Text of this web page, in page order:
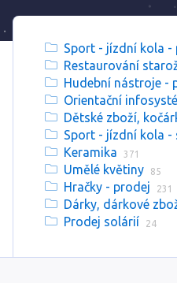
Sport - jízdní kola -
Restaurování
Hudební nástroje -
Orientační
Dětské zboží,
Sport - jízdní kola -
Keramika 371
Umělé květiny 85
Hračky - prodej 231
Dárky, dárkové
Prodej solárií 24